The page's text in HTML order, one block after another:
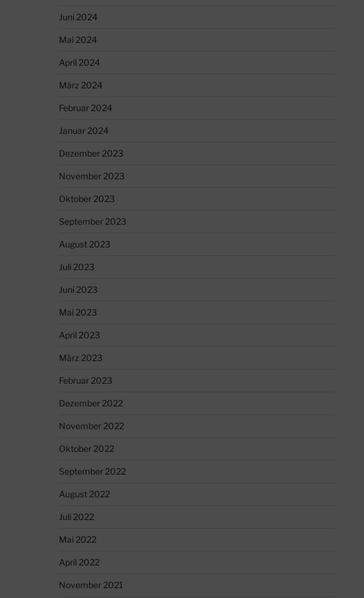
Juni 2024
Mai 2024
April 2024
März 2024
Februar 2024
Januar 2024
Dezember 2023
November 2023
Oktober 2023
September 2023
August 2023
Juli 2023
Juni 2023
Mai 2023
April 2023
März 2023
Februar 2023
Dezember 2022
November 2022
Oktober 2022
September 2022
August 2022
Juli 2022
Mai 2022
April 2022
November 2021